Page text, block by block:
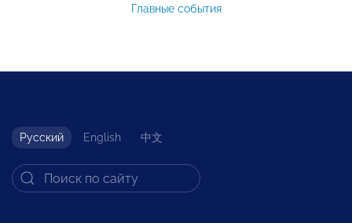
Главные события
Русский English 中文